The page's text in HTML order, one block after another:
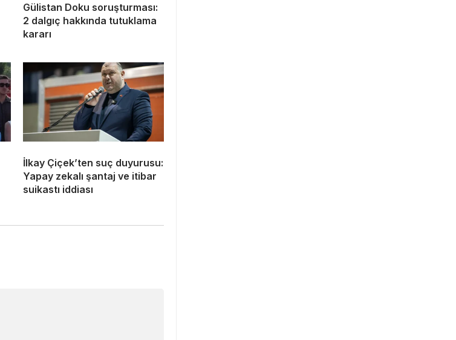
Gülistan Doku soruşturması:
2 dalgıç hakkında tutuklama
kararı
İlkay Çiçek’ten suç duyurusu:
Yapay zekalı şantaj ve itibar
suikastı iddiası